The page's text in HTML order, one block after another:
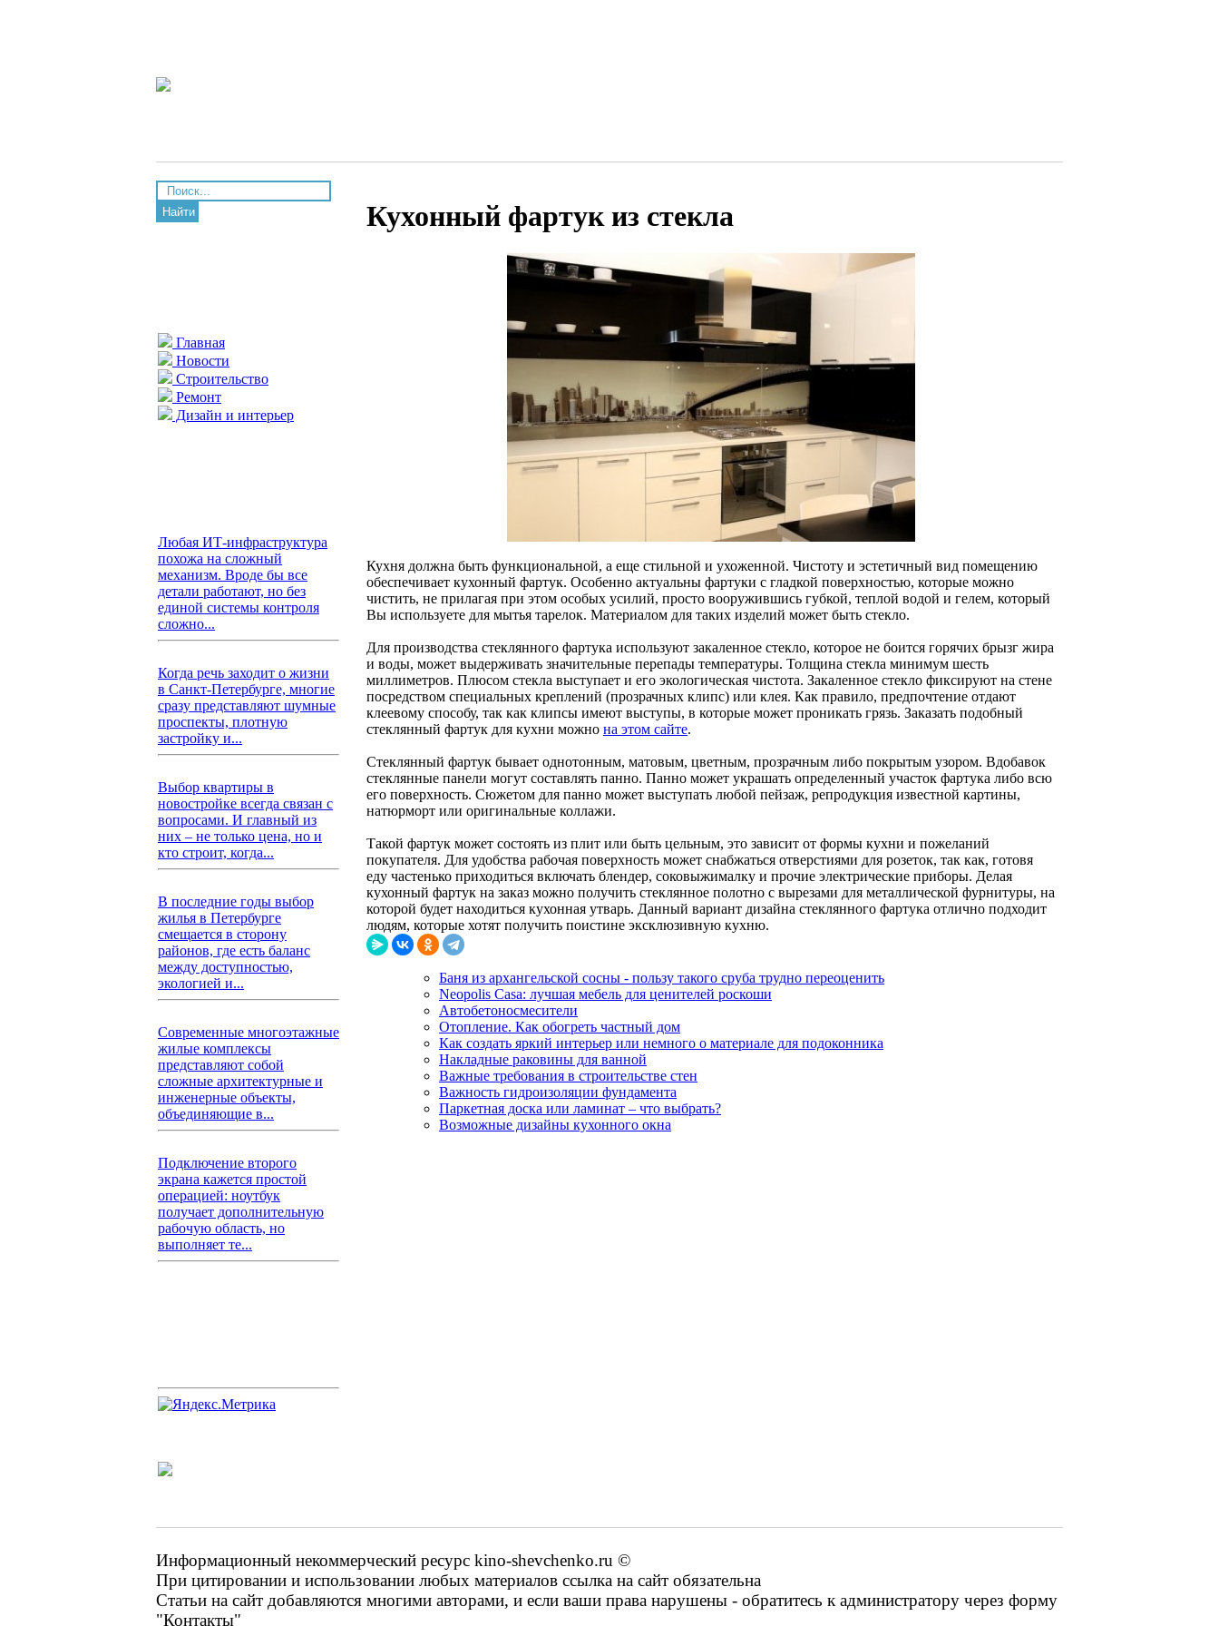
Найти
Главная
Новости
Строительство
Ремонт
Дизайн и интерьер
Любая ИТ-инфраструктура
похожа на сложный
механизм. Вроде бы все
детали работают, но без
единой системы контроля
сложно...
Когда речь заходит о жизни
в Санкт-Петербурге, многие
сразу представляют шумные
проспекты, плотную
застройку и...
Выбор квартиры в
новостройке всегда связан с
вопросами. И главный из
них – не только цена, но и
кто строит, когда...
В последние годы выбор
жилья в Петербурге
смещается в сторону
районов, где есть баланс
между доступностью,
экологией и...
Современные многоэтажные
жилые комплексы
представляют собой
сложные архитектурные и
инженерные объекты,
объединяющие в...
Подключение второго
экрана кажется простой
операцией: ноутбук
получает дополнительную
рабочую область, но
выполняет те...
Кухонный фартук из стекла
Кухня должна быть функциональной, а еще стильной и ухоженной. Чистоту и эстетичный вид помещению
обеспечивает кухонный фартук. Особенно актуальны фартуки с гладкой поверхностью, которые можно
чистить, не прилагая при этом особых усилий, просто вооружившись губкой, теплой водой и гелем, который
Вы используете для мытья тарелок. Материалом для таких изделий может быть стекло.
Для производства стеклянного фартука используют закаленное стекло, которое не боится горячих брызг жира
и воды, может выдерживать значительные перепады температуры. Толщина стекла минимум шесть
миллиметров. Плюсом стекла выступает и его экологическая чистота. Закаленное стекло фиксируют на стене
посредством специальных креплений (прозрачных клипс) или клея. Как правило, предпочтение отдают
клеевому способу, так как клипсы имеют выступы, в которые может проникать грязь. Заказать подобный
стеклянный фартук для кухни можно на этом сайте.
Стеклянный фартук бывает однотонным, матовым, цветным, прозрачным либо покрытым узором. Вдобавок
стеклянные панели могут составлять панно. Панно может украшать определенный участок фартука либо всю
его поверхность. Сюжетом для панно может выступать любой пейзаж, репродукция известной картины,
натюрморт или оригинальные коллажи.
Такой фартук может состоять из плит или быть цельным, это зависит от формы кухни и пожеланий
покупателя. Для удобства рабочая поверхность может снабжаться отверстиями для розеток, так как, готовя
еду частенько приходиться включать блендер, соковыжималку и прочие электрические приборы. Делая
кухонный фартук на заказ можно получить стеклянное полотно с вырезами для металлической фурнитуры, на
которой будет находиться кухонная утварь. Данный вариант дизайна стеклянного фартука отлично подходит
людям, которые хотят получить поистине эксклюзивную кухню.
Баня из архангельской сосны - пользу такого сруба трудно переоценить
Neopolis Casa: лучшая мебель для ценителей роскоши
Автобетоносмесители
Отопление. Как обогреть частный дом
Как создать яркий интерьер или немного о материале для подоконника
Накладные раковины для ванной
Важные требования в строительстве стен
Важность гидроизоляции фундамента
Паркетная доска или ламинат – что выбрать?
Возможные дизайны кухонного окна
Информационный некоммерческий ресурс kino-shevchenko.ru ©
При цитировании и использовании любых материалов ссылка на сайт обязательна
Статьи на сайт добавляются многими авторами, и если ваши права нарушены - обратитесь к администратору через форму
"Контакты"